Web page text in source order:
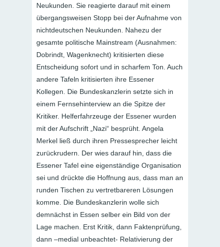
Neukunden. Sie reagierte darauf mit einem
übergangsweisen Stopp bei der Aufnahme von
nichtdeutschen Neukunden. Nahezu der
gesamte politische Mainstream (Ausnahmen:
Dobrindt, Wagenknecht) kritisierten diese
Entscheidung sofort und in scharfem Ton. Auch
andere Tafeln kritisierten ihre Essener
Kollegen. Die Bundeskanzlerin setzte sich in
einem Fernsehinterview an die Spitze der
Kritiker. Helferfahrzeuge der Essener wurden
mit der Aufschrift „Nazi“ besprüht. Angela
Merkel ließ durch ihren Pressesprecher leicht
zurückrudern. Der wies darauf hin, dass die
Essener Tafel eine eigenständige Organisation
sei und drückte die Hoffnung aus, dass man an
runden Tischen zu vertretbareren Lösungen
komme. Die Bundeskanzlerin wolle sich
demnächst in Essen selber ein Bild von der
Lage machen. Erst Kritik, dann Faktenprüfung,
dann –medial unbeachtet- Relativierung der